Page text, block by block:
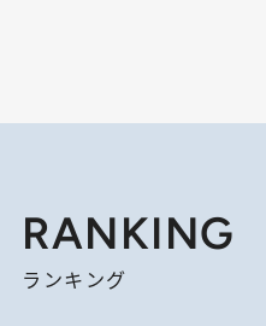
RANKING
ランキング